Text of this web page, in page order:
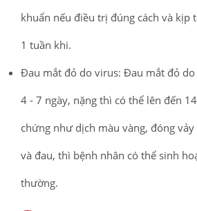
khuẩn nếu điều trị đúng cách và kịp
1 tuần khi.
Đau mắt đỏ do virus: Đau mắt đỏ
4 - 7 ngày, nặng thì có thể lên đến
chứng như dịch màu vàng, đóng
và đau, thì bệnh nhân có thể sinh
thường.